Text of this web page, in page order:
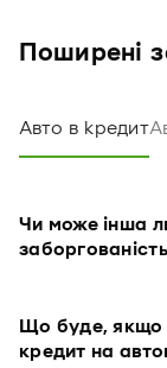
Поширені
Авто в кредит
Чи може інша
Що буде, якщо
кредит на